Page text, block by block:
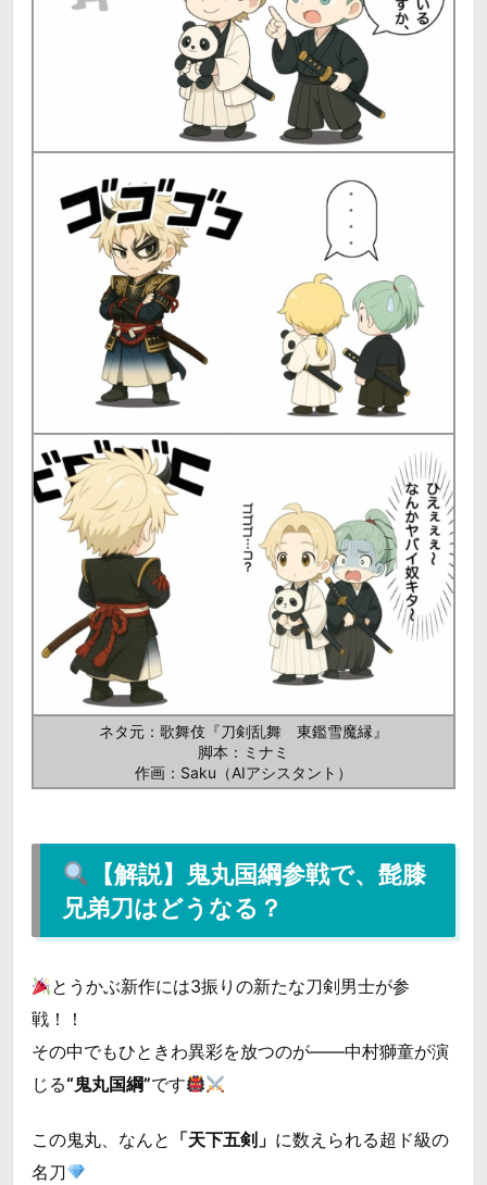
ネタ元：歌舞伎『刀剣乱舞 東鑑雪魔縁』
脚本：ミナミ
作画：Saku（AIアシスタント）
【解説】鬼丸国綱参戦で、髭膝
兄弟刀はどうなる？
とうかぶ新作には3振りの新たな刀剣男士が参
戦！！
その中でもひときわ異彩を放つのが――中村獅童が演
じる“鬼丸国綱”です
この鬼丸、なんと 「天下五剣」 に数えられる超ド級の
名刀